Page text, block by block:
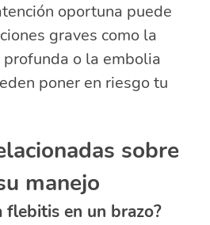
oportuna puede
graves como la
o la embolia
poner en riesgo tu
sobre
manejo
flebitis en un brazo?